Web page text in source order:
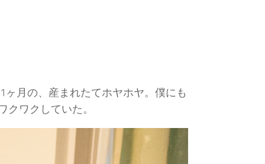
月の、産まれたてホヤホヤ。僕にも
ワクしていた。